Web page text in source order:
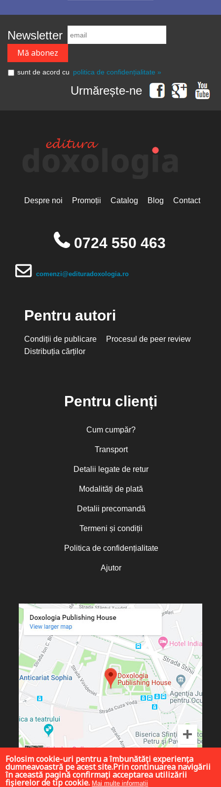
Newsletter
sunt de acord cu politica de confidențialitate »
Urmărește-ne
Despre noi Promoții Catalog Blog Contact
0724 550 463
comenzi@edituradoxologia.ro
Pentru autori
Condiții de publicare
Procesul de peer review
Distribuția cărților
Pentru clienți
Cum cumpăr?
Transport
Detalii legate de retur
Modalități de plată
Detalii precomandă
Termeni și condiții
Politica de confidențialitate
Ajutor
Folosim cookie-uri pentru a îmbunătăți experiența
dumneavoastră pe acest site.Prin continuarea navigării
în această pagină confirmați acceptarea utilizării
fișierelor de tip cookie. Mai multe informații